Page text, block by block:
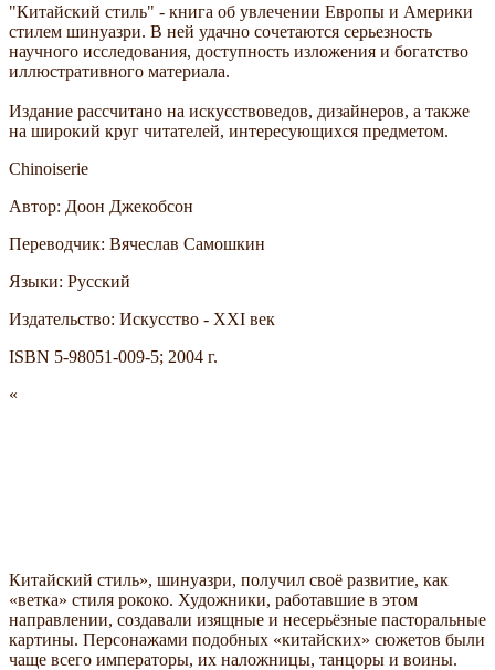
"Китайский стиль" - книга об увлечении Европы и Америки
стилем шинуазри. В ней удачно сочетаются серьезность
научного исследования, доступность изложения и богатство
иллюстративного материала.
Издание рассчитано на искусствоведов, дизайнеров, а также
на широкий круг читателей, интересующихся предметом.
Chinoiserie
Автор: Доон Джекобсон
Переводчик: Вячеслав Самошкин
Языки: Русский
Издательство: Искусство - XXI век
ISBN 5-98051-009-5; 2004 г.
Китайский стиль , шинуазри, получил своё развитие, как
ветка
стиля рококо. Художники, работавшие в этом
направлении, создавали изящные и несерьёзные пасторальные
картины. Персонажами подобных
китайских
сюжетов были
чаще всего императоры, их наложницы, танцоры и воины.